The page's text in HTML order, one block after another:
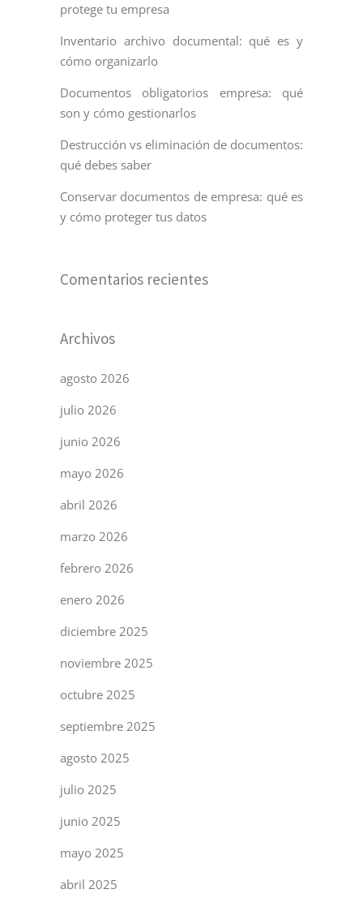
protege tu empresa
Inventario archivo documental: qué es y
cómo organizarlo
Documentos obligatorios empresa: qué
son y cómo gestionarlos
Destrucción vs eliminación de documentos:
qué debes saber
Conservar documentos de empresa: qué es
y cómo proteger tus datos
Comentarios recientes
Archivos
agosto 2026
julio 2026
junio 2026
mayo 2026
abril 2026
marzo 2026
febrero 2026
enero 2026
diciembre 2025
noviembre 2025
octubre 2025
septiembre 2025
agosto 2025
julio 2025
junio 2025
mayo 2025
abril 2025